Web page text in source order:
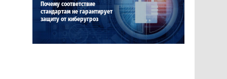
Почему соответствие
стандартам не гарантирует
защиту от киберугроз